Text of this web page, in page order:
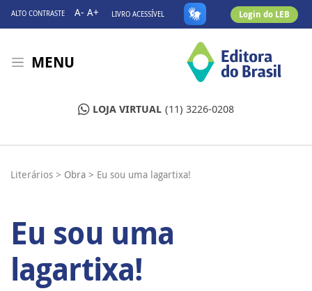
ALTO CONTRASTE A- A+ LIVRO ACESSÍVEL Login do LEB
MENU
LOJA VIRTUAL (11) 3226-0208
Literários > Obra > Eu sou uma lagartixa!
Eu sou uma
lagartixa!